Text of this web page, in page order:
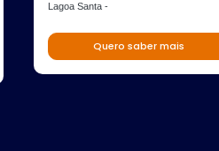
Lagoa Santa -
Quero saber mais